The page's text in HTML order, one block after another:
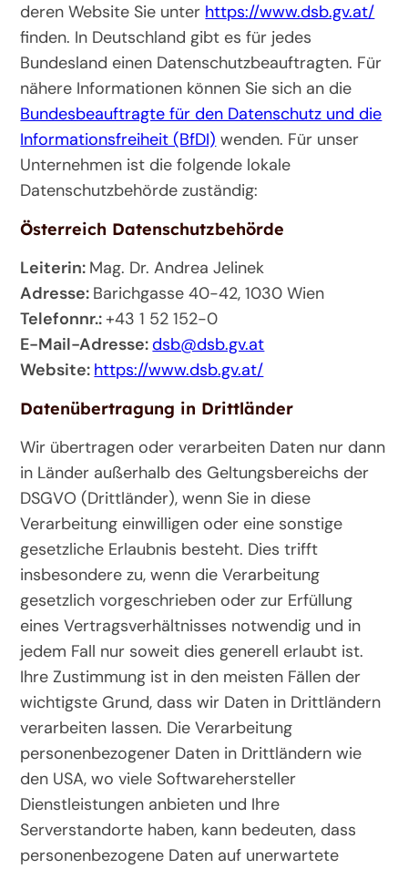
deren Website Sie unter https://www.dsb.gv.at/
finden. In Deutschland gibt es für jedes
Bundesland einen Datenschutzbeauftragten. Für
nähere Informationen können Sie sich an die
Bundesbeauftragte für den Datenschutz und die
Informationsfreiheit (BfDI) wenden. Für unser
Unternehmen ist die folgende lokale
Datenschutzbehörde zuständig:
Österreich Datenschutzbehörde
Leiterin: Mag. Dr. Andrea Jelinek
Adresse: Barichgasse 40-42, 1030 Wien
Telefonnr.:+43 1 52 152-0
E-Mail-Adresse:dsb@dsb.gv.at
Website: https://www.dsb.gv.at/
Datenübertragung in Drittländer
Wir übertragen oder verarbeiten Daten nur dann
in Länder außerhalb des Geltungsbereichs der
DSGVO (Drittländer), wenn Sie in diese
Verarbeitung einwilligen oder eine sonstige
gesetzliche Erlaubnis besteht. Dies trifft
insbesondere zu, wenn die Verarbeitung
gesetzlich vorgeschrieben oder zur Erfüllung
eines Vertragsverhältnisses notwendig und in
jedem Fall nur soweit dies generell erlaubt ist.
Ihre Zustimmung ist in den meisten Fällen der
wichtigste Grund, dass wir Daten in Drittländern
verarbeiten lassen. Die Verarbeitung
personenbezogener Daten in Drittländern wie
den USA, wo viele Softwarehersteller
Dienstleistungen anbieten und Ihre
Serverstandorte haben, kann bedeuten, dass
personenbezogene Daten auf unerwartete